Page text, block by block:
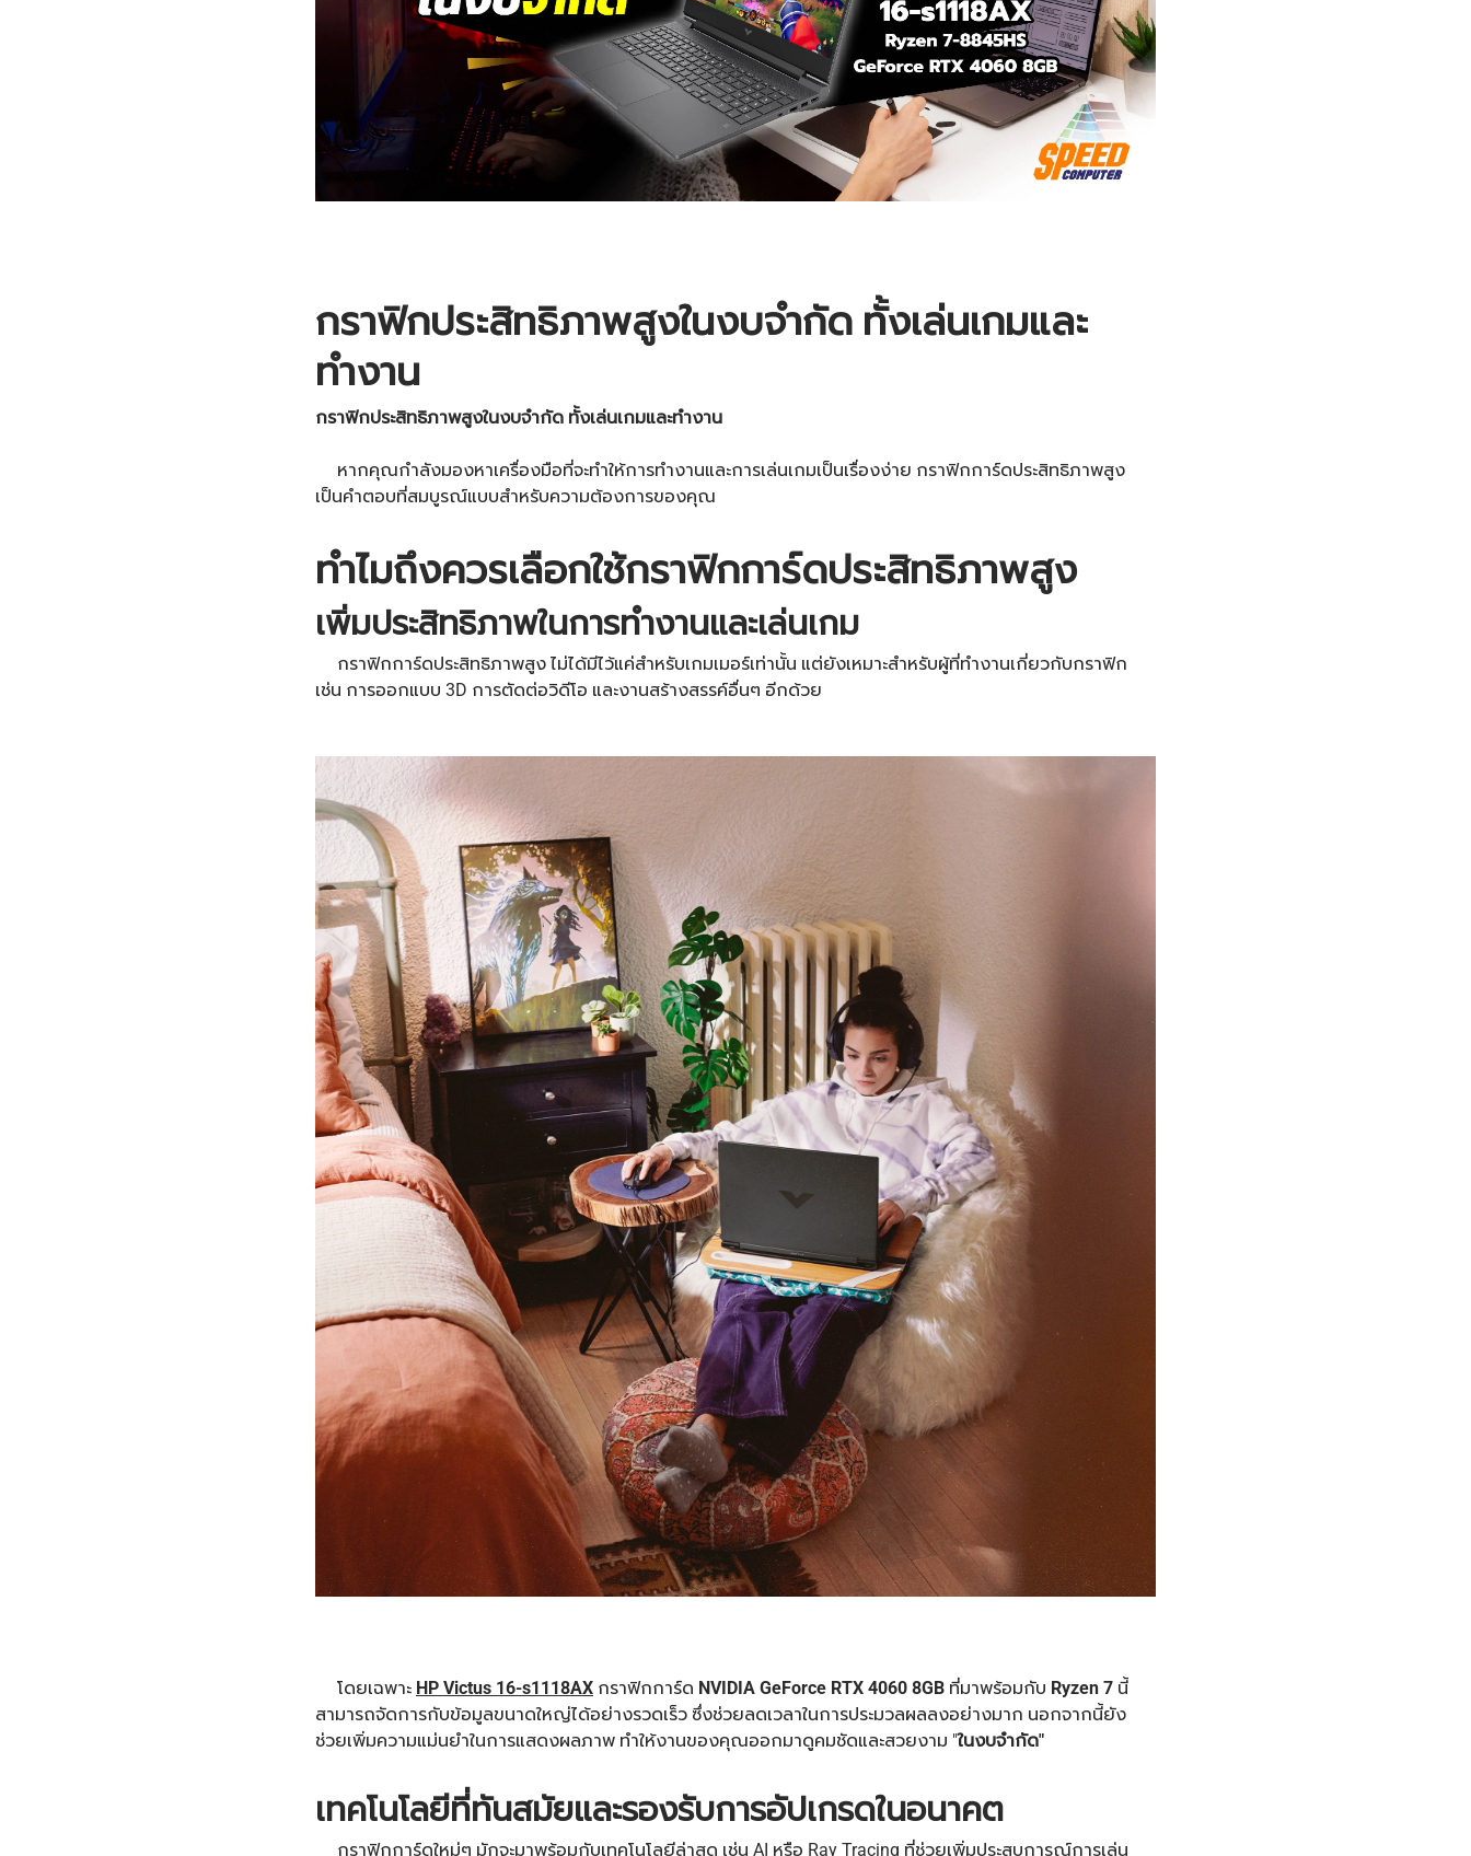
กราฟิกประสิทธิภาพสูงในงบจำกัด ทั้งเล่นเกมและ
ทำงาน
กราฟิกประสิทธิภาพสูงในงบจำกัด ทั้งเล่นเกมและทำงาน
หากคุณกำลังมองหาเครื่องมือที่จะทำให้การทำงานและการเล่นเกมเป็นเรื่องง่าย กราฟิกการ์ดประสิทธิภาพสูง
เป็นคำตอบที่สมบูรณ์แบบสำหรับความต้องการของคุณ
ทำไมถึงควรเลือกใช้กราฟิกการ์ดประสิทธิภาพสูง
เพิ่มประสิทธิภาพในการทำงานและเล่นเกม
กราฟิกการ์ดประสิทธิภาพสูง ไม่ได้มีไว้แค่สำหรับเกมเมอร์เท่านั้น แต่ยังเหมาะสำหรับผู้ที่ทำงานเกี่ยวกับกราฟิก
เช่น การออกแบบ 3D การตัดต่อวิดีโอ และงานสร้างสรรค์อื่นๆ อีกด้วย
โดยเฉพาะ HP Victus 16-s1118AX กราฟิกการ์ด NVIDIA GeForce RTX 4060 8GB ที่มาพร้อมกับ Ryzen 7 นี้
สามารถจัดการกับข้อมูลขนาดใหญ่ได้อย่างรวดเร็ว ซึ่งช่วยลดเวลาในการประมวลผลลงอย่างมาก นอกจากนี้ยัง
ช่วยเพิ่มความแม่นยำในการแสดงผลภาพ ทำให้งานของคุณออกมาดูคมชัดและสวยงาม "ในงบจำกัด"
เทคโนโลยีที่ทันสมัยและรองรับการอัปเกรดในอนาคต
กราฟิกการ์ดใหม่ๆ มักจะมาพร้อมกับเทคโนโลยีล่าสุด เช่น AI หรือ Ray Tracing ที่ช่วยเพิ่มประสบการณ์การเล่น